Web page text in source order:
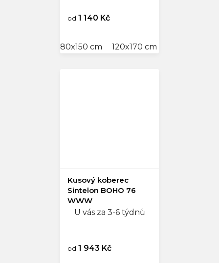
od 1 140 Kč
80x150 cm 120x170 cm
Kusový koberec
Sintelon BOHO 76
WWW
U vás za 3-6 týdnů
od 1 943 Kč